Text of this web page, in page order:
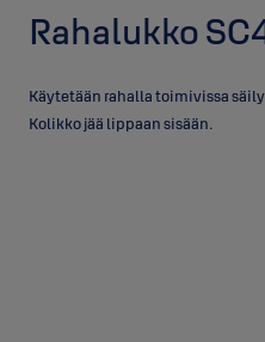
Rahalukko
Käytetään rahalla toimivissa
Kolikko jää lippaan sisään.